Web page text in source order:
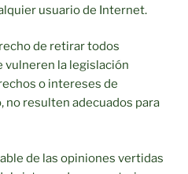
usuario de Internet.
de retirar todos
vulneren la legislación
o intereses de
no resulten adecuados para
de las opiniones vertidas